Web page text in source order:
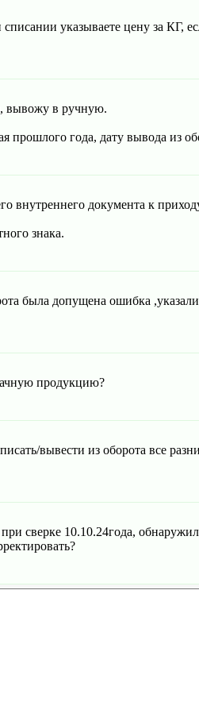
указываете цену за КГ,
вывожу в ручную.
года, дату вывода из
внутреннего документа к
знака.
была допущена ошибка ,указали
продукцию?
вывести из оборота все
сверке 10.10.24года,